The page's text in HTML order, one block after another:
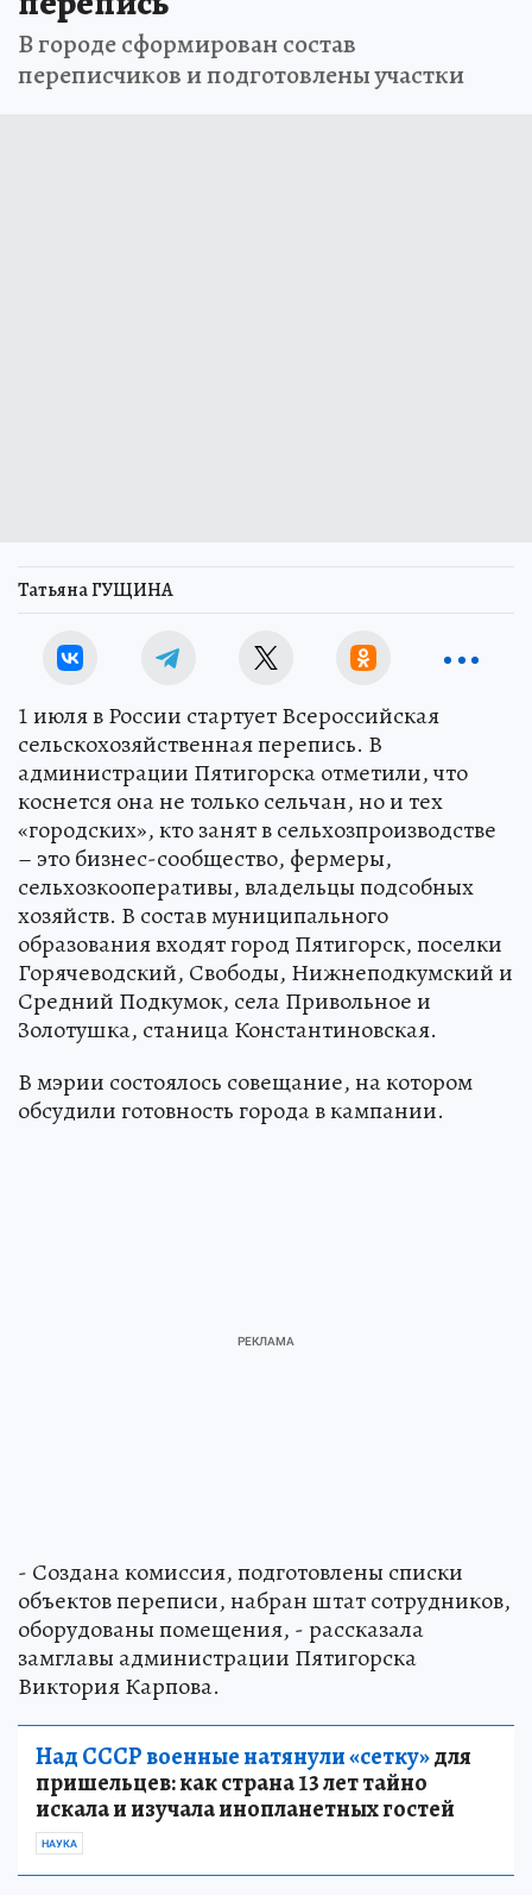
В городе сформирован состав
переписчиков и подготовлены участки
Татьяна ГУЩИНА
1 июля в России стартует Всероссийская
сельскохозяйственная перепись. В
администрации Пятигорска отметили, что
коснется она не только сельчан, но и тех
«городских», кто занят в сельхозпроизводстве
– это бизнес-сообщество, фермеры,
сельхозкооперативы, владельцы подсобных
хозяйств. В состав муниципального
образования входят город Пятигорск, поселки
Горячеводский, Свободы, Нижнеподкумский и
Средний Подкумок, села Привольное и
Золотушка, станица Константиновская.
В мэрии состоялось совещание, на котором
обсудили готовность города в кампании.
- Создана комиссия, подготовлены списки
объектов переписи, набран штат сотрудников,
оборудованы помещения, - рассказала
замглавы администрации Пятигорска
Виктория Карпова.
Над СССР военные натянули «сетку»для
пришельцев: как страна 13 лет тайно
искала и изучала инопланетных гостей
НАУКА